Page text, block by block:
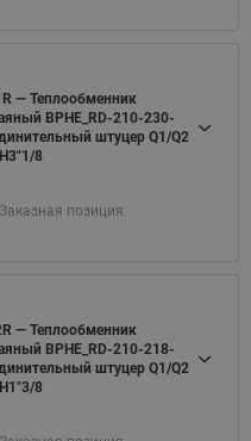
— Теплообменник
BPHE_RD-210-230-
штуцер Q1/Q2
8
Заказная позиция
— Теплообменник
BPHE_RD-210-218-
штуцер Q1/Q2
8